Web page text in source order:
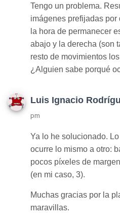
Tengo un problema.
imágenes prefijadas por
la hora de permanecer
abajo y la derecha (son
resto de movimientos
¿Alguien sabe porqué
Luis Ignacio
pm
Ya lo he solucionado.
ocurre lo mismo a otro:
pocos píxeles de
(en mi caso, 3).
Muchas gracias por la
maravillas.